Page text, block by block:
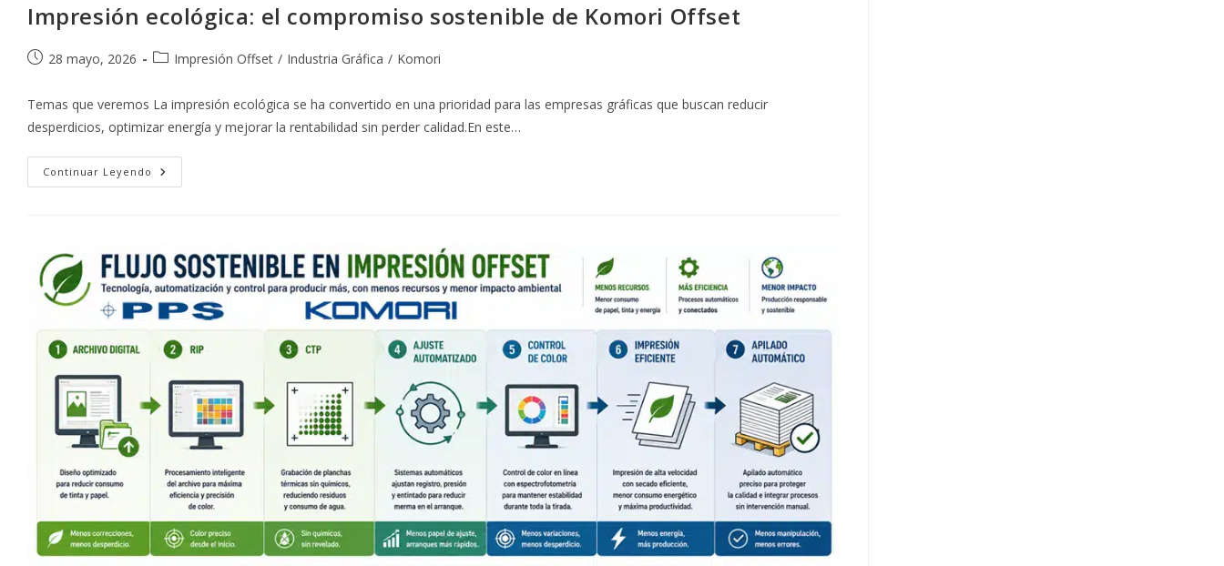
Impresión ecológica: el compromiso sostenible de Komori Offset
Publicación
la
entrada:
28 mayo, 2026
Categoría
la
entrada:
Impresión Offset / Industria Gráfica / Komori
Temas que veremos La impresión ecológica se ha convertido en una prioridad para las empresas gráficas que buscan reducir
desperdicios, optimizar energía y mejorar la rentabilidad sin perder calidad.En este…
Continuar Leyendo Impresión
Ecológica:
Offset